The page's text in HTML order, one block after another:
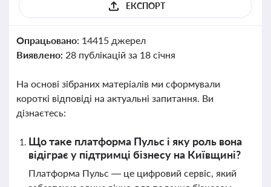
ЕКСПОРТ
Опрацьовано: 14415 джерел
Виявлено: 28 публікацій за 18 січня
На основі зібраних матеріалів ми сформували
короткі відповіді на актуальні запитання. Ви
дізнаєтесь:
Що таке платформа Пульс і яку роль вона
відіграє у підтримці бізнесу на Київщині?
Платформа Пульс — це цифровий сервіс, який